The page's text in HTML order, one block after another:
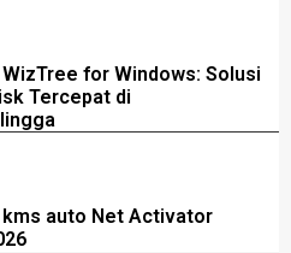
WizTree for Windows: Solusi
Tercepat di
kms auto Net Activator